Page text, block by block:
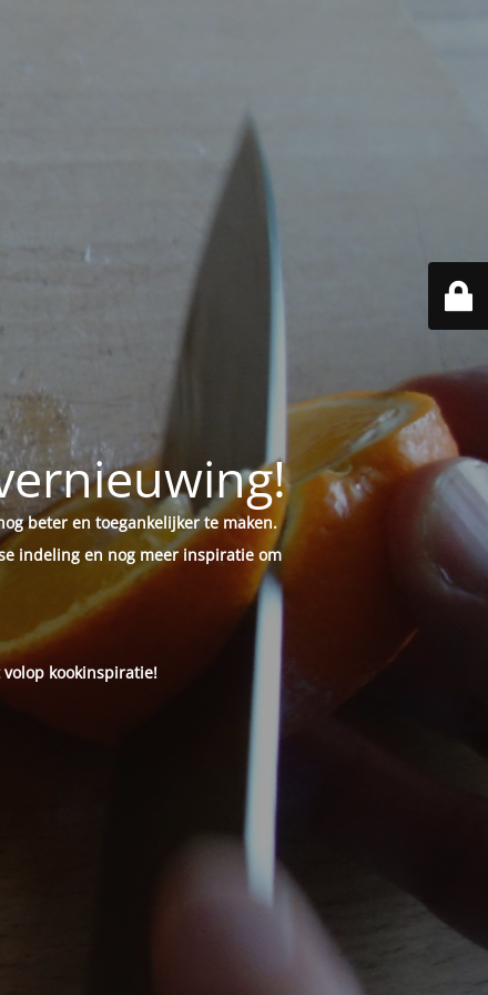
beter en toegankelijker te maken.
indeling en nog meer inspiratie om
kookinspiratie!